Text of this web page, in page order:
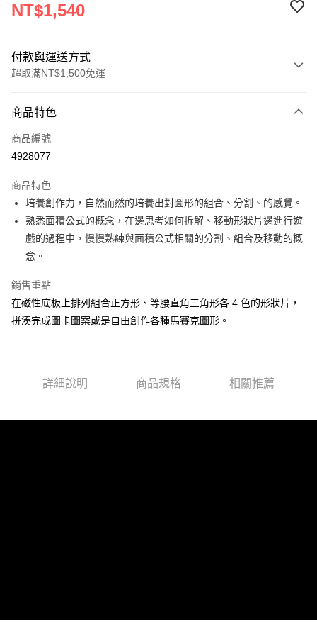
NT$1,540
付款與運送方式
超取滿NT$1,500免運
信用卡一次付款
超商取貨付款
運送方式
全家取貨付款
每筆NT$60，滿NT$1,500(含以上)免運費
每筆NT$60，滿NT$1,500(含以上)免運費
宅配滿額1500免運
每筆NT$300，滿NT$1,500(含以上)免運費
商品特色
商品編號
4928077
商品特色
培養創作力，自然而然的培養出對圖形的組合、分割、的感覺。
熟悉面積公式的概念，在邊思考如何拆解、移動形狀片邊進行遊
戲的過程中，慢慢熟練與面積公式相關的分割、組合及移動的概
念。
銷售重點
在磁性底板上排列組合正方形、等腰直角三角形各 4 色的形狀片，
拼湊完成圖卡圖案或是自由創作各種馬賽克圖形。
詳細說明 商品規格 相關推薦